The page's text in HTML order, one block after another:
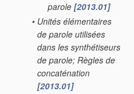
parole [2013.01]
• Unités élémentaires
de parole utilisées
dans les synthétiseurs
de parole; Règles de
concaténation
[2013.01]